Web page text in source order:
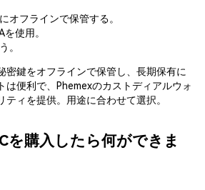
オフラインで保管する。
使用。
。
密鍵をオフラインで保管し、長期保有に
は便利で、Phemexのカストディアルウォ
ティを提供。用途に合わせて選択。
を購入したら何ができま